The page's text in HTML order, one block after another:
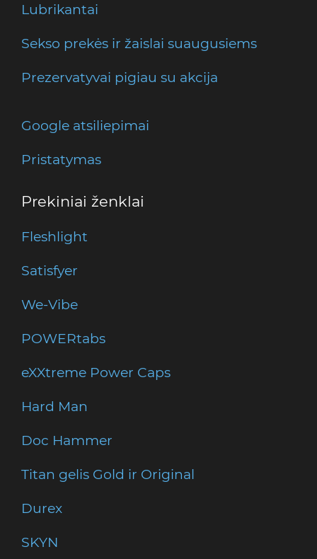
Lubrikantai
Sekso prekės ir žaislai suaugusiems
Prezervatyvai pigiau su akcija
Google atsiliepimai
Pristatymas
Prekiniai ženklai
Fleshlight
Satisfyer
We-Vibe
POWERtabs
eXXtreme Power Caps
Hard Man
Doc Hammer
Titan gelis Gold ir Original
Durex
SKYN